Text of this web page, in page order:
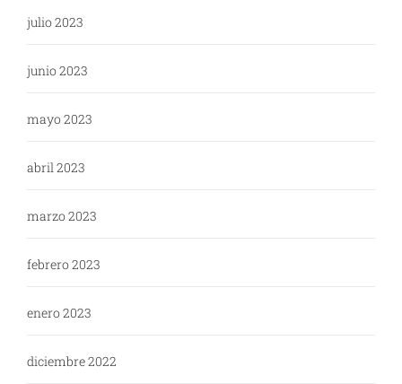
julio 2023
junio 2023
mayo 2023
abril 2023
marzo 2023
febrero 2023
enero 2023
diciembre 2022